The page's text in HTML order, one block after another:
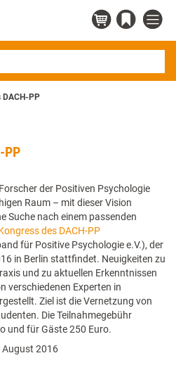
DACH-PP
PP
der Positiven Psychologie
Raum – mit dieser Vision
Suche nach einem passenden
des DACH-PP
für Positive Psychologie e.V.), der
in Berlin stattfindet. Neuigkeiten zu
und zu aktuellen Erkenntnissen
verschiedenen Experten in
Ziel ist die Vernetzung von
Die Teilnahmegebühr
und für Gäste 250 Euro.
August 2016